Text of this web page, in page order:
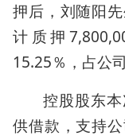
押后，刘随阳
计质押
15.25％，占公
控股股东
供借款，支持